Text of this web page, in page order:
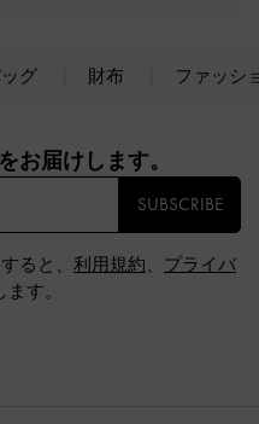
グ 財布 ファッシ
お届けします。​
SUBSCRIBE
ると、 利用規約、 プライバ
す。